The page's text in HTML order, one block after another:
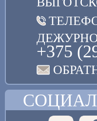
+375